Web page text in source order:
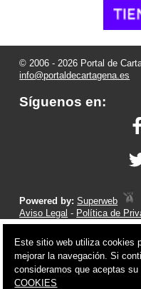
© 2006 - 2026 Portal de
info@portaldecartagena.es
Síguenos en:
Powered by:Superweb
Aviso Legal - Política de
Este sitio web utiliza cookies
mejorar la navegación. Si
consideramos que aceptas su
COOKIES